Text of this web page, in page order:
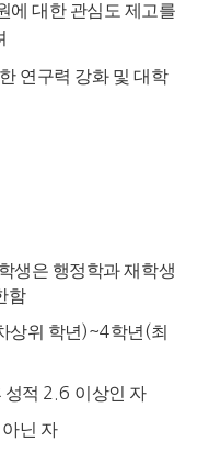
에 대한 관심도 제고를
연구력 강화 및 대학
생은 행정학과 재학생
함
상위 학년 )~4학년 (최
성적 2.6 이상인 자
닌 자